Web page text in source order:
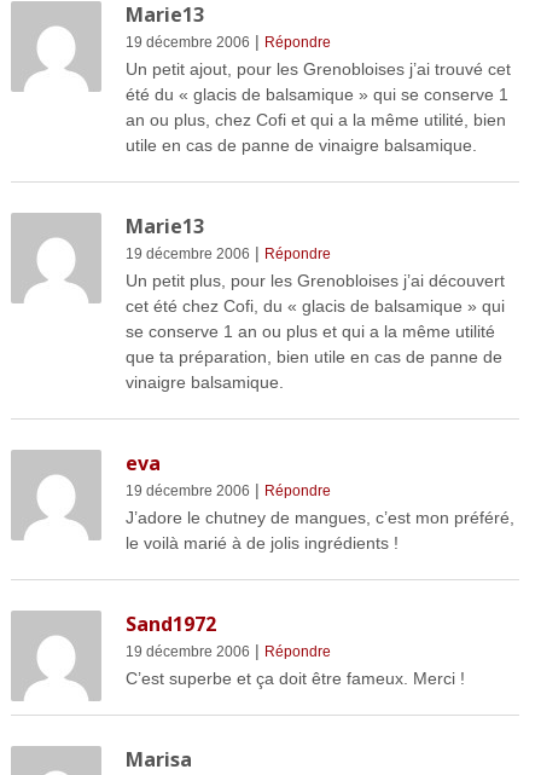
Marie13
19 décembre 2006 | Répondre
Un petit ajout, pour les Grenobloises j’ai trouvé cet
été du « glacis de balsamique » qui se conserve 1
an ou plus, chez Cofi et qui a la même utilité, bien
utile en cas de panne de vinaigre balsamique.
Marie13
19 décembre 2006 | Répondre
Un petit plus, pour les Grenobloises j’ai découvert
cet été chez Cofi, du « glacis de balsamique » qui
se conserve 1 an ou plus et qui a la même utilité
que ta préparation, bien utile en cas de panne de
vinaigre balsamique.
eva
19 décembre 2006 | Répondre
J’adore le chutney de mangues, c’est mon préféré,
le voilà marié à de jolis ingrédients !
Sand1972
19 décembre 2006 | Répondre
C’est superbe et ça doit être fameux. Merci !
Marisa